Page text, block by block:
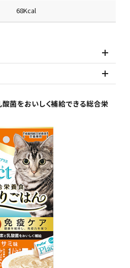
68Kcal
菌をおいしく補給できる総合栄